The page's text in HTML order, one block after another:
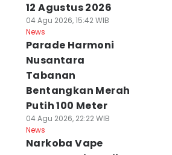
Ide Rak Dinding
Ruangan
Terlihat
Lega
Agu 2026, 15:10 WIB
Harga Pangan Bali
Hari Ini, Cabai
Kg
12 Agustus 2026
04 Agu 2026, 15:42 WIB
News
Parade Harmoni
Nusantara
Tabanan
Bentangkan Merah
Putih 100 Meter
04 Agu 2026, 22:22 WIB
News
Narkoba Vape